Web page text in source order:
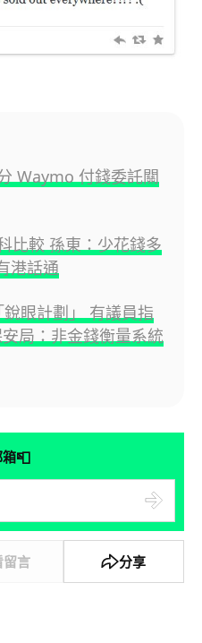
Waymo 付錢委託關
比較 孫東：少花錢多
港話通
眼計劃」 有議員指
局：非金錢衡量系統
📮
留言 分享